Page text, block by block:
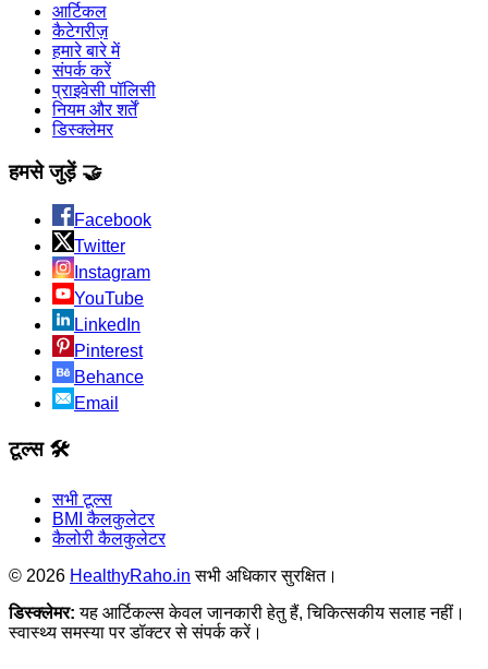
आर्टिकल
कैटेगरीज़
हमारे बारे में
संपर्क करें
प्राइवेसी पॉलिसी
नियम और शर्तें
डिस्क्लेमर
हमसे जुड़ें 🤝
Facebook
Twitter
Instagram
YouTube
LinkedIn
Pinterest
Behance
Email
टूल्स 🛠️
सभी टूल्स
BMI कैलकुलेटर
कैलोरी कैलकुलेटर
© 2026 HealthyRaho.in सभी अधिकार सुरक्षित।
डिस्क्लेमर: यह आर्टिकल्स केवल जानकारी हेतु हैं, चिकित्सकीय सलाह नहीं।
स्वास्थ्य समस्या पर डॉक्टर से संपर्क करें।